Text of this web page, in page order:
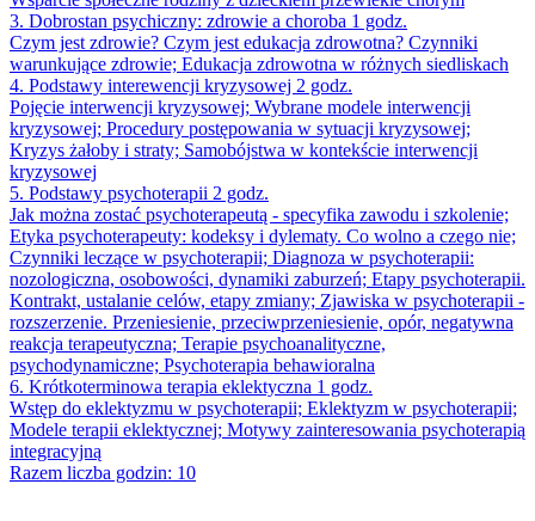
3. Dobrostan psychiczny: zdrowie a choroba 1 godz.
Czym jest zdrowie? Czym jest edukacja zdrowotna? Czynniki
warunkujące zdrowie; Edukacja zdrowotna w różnych siedliskach
4. Podstawy interewencji kryzysowej 2 godz.
Pojęcie interwencji kryzysowej; Wybrane modele interwencji
kryzysowej; Procedury postępowania w sytuacji kryzysowej;
Kryzys żałoby i straty; Samobójstwa w kontekście interwencji
kryzysowej
5. Podstawy psychoterapii 2 godz.
Jak można zostać psychoterapeutą - specyfika zawodu i szkolenie;
Etyka psychoterapeuty: kodeksy i dylematy. Co wolno a czego nie;
Czynniki leczące w psychoterapii; Diagnoza w psychoterapii:
nozologiczna, osobowości, dynamiki zaburzeń; Etapy psychoterapii.
Kontrakt, ustalanie celów, etapy zmiany; Zjawiska w psychoterapii -
rozszerzenie. Przeniesienie, przeciwprzeniesienie, opór, negatywna
reakcja terapeutyczna; Terapie psychoanalityczne,
psychodynamiczne; Psychoterapia behawioralna
6. Krótkoterminowa terapia eklektyczna 1 godz.
Wstęp do eklektyzmu w psychoterapii; Eklektyzm w psychoterapii;
Modele terapii eklektycznej; Motywy zainteresowania psychoterapią
integracyjną
Razem liczba godzin: 10